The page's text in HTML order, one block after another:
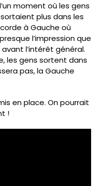
moment où les gens
plus dans les
à Gauche où
l’impression que
l’intérêt général.
les gens sortent dans
pas, la Gauche
en place. On pourrait
!